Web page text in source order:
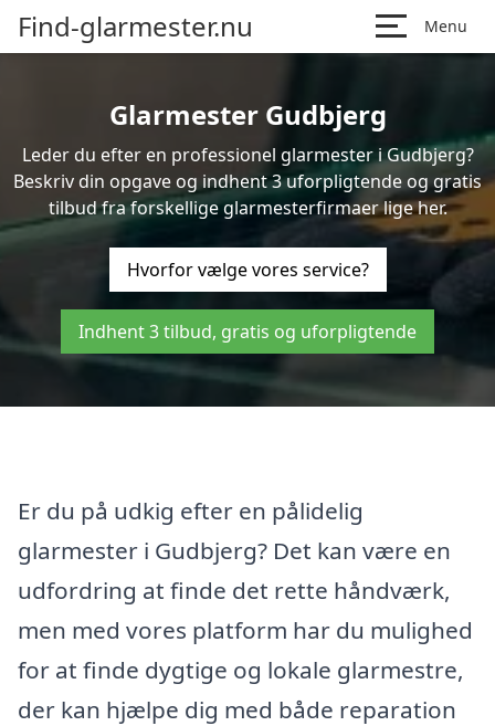
Find-glarmester.nu Menu
Glarmester Gudbjerg
Leder du efter en professionel glarmester i Gudbjerg?
Beskriv din opgave og indhent 3 uforpligtende og gratis
tilbud fra forskellige glarmesterfirmaer lige her.
Hvorfor vælge vores service?
Indhent 3 tilbud, gratis og uforpligtende
Er du på udkig efter en pålidelig
glarmester i Gudbjerg? Det kan være en
udfordring at finde det rette håndværk,
men med vores platform har du mulighed
for at finde dygtige og lokale glarmestre,
der kan hjælpe dig med både reparation